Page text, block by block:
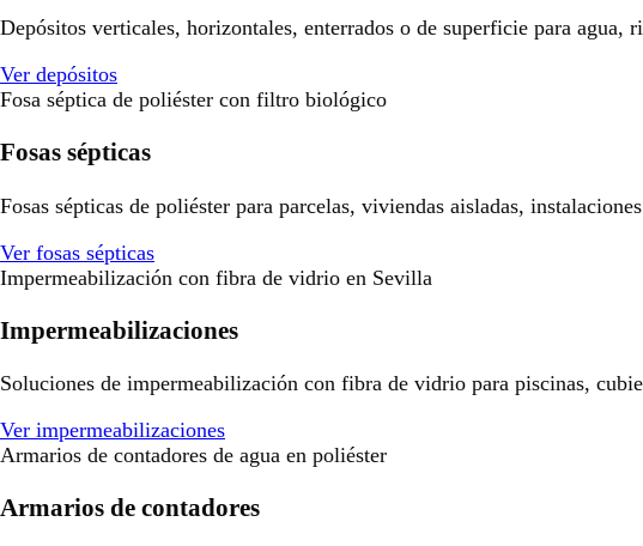
Depósitos verticales, horizontales, enterrados o de superficie para agua,
Ver depósitos
Fosa séptica de poliéster con filtro biológico
Fosas sépticas
Fosas sépticas de poliéster para parcelas, viviendas aisladas,
Ver fosas sépticas
Impermeabilización con fibra de vidrio en Sevilla
Impermeabilizaciones
Soluciones de impermeabilización con fibra de vidrio para piscinas,
Ver impermeabilizaciones
Armarios de contadores de agua en poliéster
Armarios de contadores